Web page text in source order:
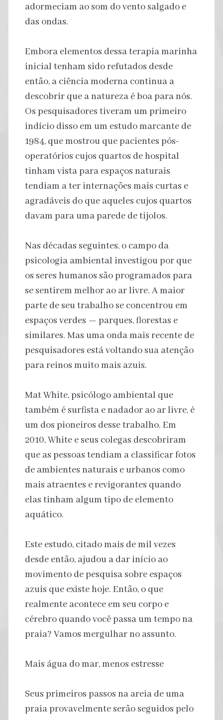
adormeciam ao som do vento salgado e
das ondas.
Embora elementos dessa terapia marinha
inicial tenham sido refutados desde
então, a ciência moderna continua a
descobrir que a natureza é boa para nós.
Os pesquisadores tiveram um primeiro
indício disso em um estudo marcante de
1984, que mostrou que pacientes pós-
operatórios cujos quartos de hospital
tinham vista para espaços naturais
tendiam a ter internações mais curtas e
agradáveis do que aqueles cujos quartos
davam para uma parede de tijolos.
Nas décadas seguintes, o campo da
psicologia ambiental investigou por que
os seres humanos são programados para
se sentirem melhor ao ar livre. A maior
parte de seu trabalho se concentrou em
espaços verdes — parques, florestas e
similares. Mas uma onda mais recente de
pesquisadores está voltando sua atenção
para reinos muito mais azuis.
Mat White, psicólogo ambiental que
também é surfista e nadador ao ar livre, é
um dos pioneiros desse trabalho. Em
2010, White e seus colegas descobriram
que as pessoas tendiam a classificar fotos
de ambientes naturais e urbanos como
mais atraentes e revigorantes quando
elas tinham algum tipo de elemento
aquático.
Este estudo, citado mais de mil vezes
desde então, ajudou a dar início ao
movimento de pesquisa sobre espaços
azuis que existe hoje. Então, o que
realmente acontece em seu corpo e
cérebro quando você passa um tempo na
praia? Vamos mergulhar no assunto.
Mais água do mar, menos estresse
Seus primeiros passos na areia de uma
praia provavelmente serão seguidos pelo